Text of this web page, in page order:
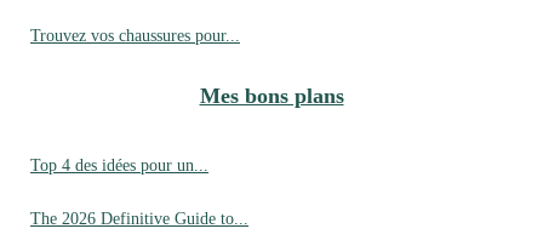
Trouvez vos chaussures pour...
Mes bons plans
Top 4 des idées pour un...
The 2026 Definitive Guide to...